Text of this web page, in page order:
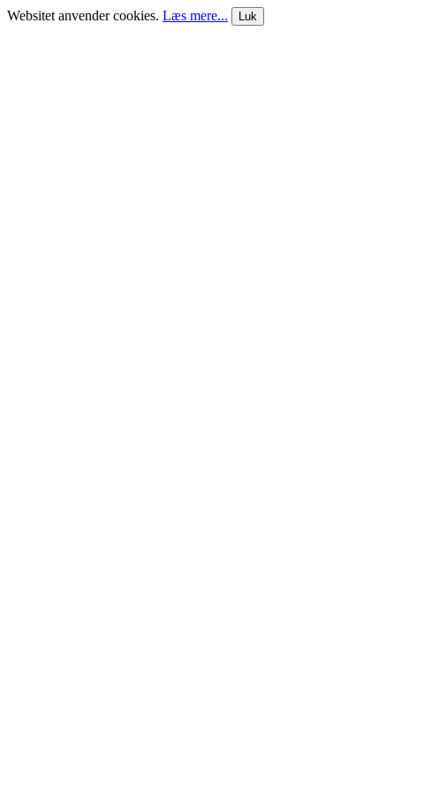
Websitet anvender cookies. Læs mere... Luk